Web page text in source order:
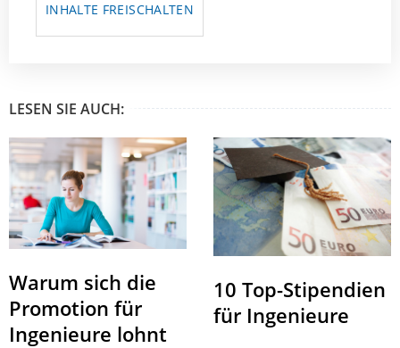
INHALTE FREISCHALTEN
LESEN SIE AUCH:
Warum sich die
Promotion für
Ingenieure lohnt
10 Top-Stipendien
für Ingenieure